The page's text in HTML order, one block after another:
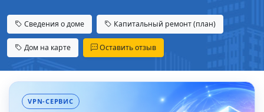
Сведения о доме Капитальный ремонт (план)
Дом на карте Оставить отзыв
VPN-СЕРВИС